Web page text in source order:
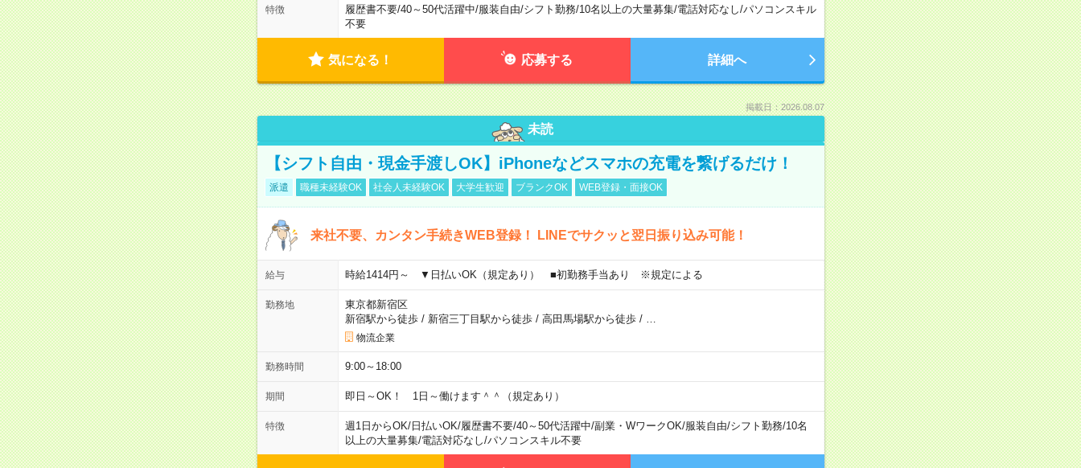
特徴 履歴書不要/40～50代活躍中/服装自由/シフト勤務/10名以上の大量募集/電話対応なし/パソコンスキル
不要
気になる！ 応募する 詳細へ
掲載日：2026.08.07
未読
【シフト自由・現金手渡しOK】iPhoneなどスマホの充電を繋げるだけ！
派遣 職種未経験OK 社会人未経験OK 大学生歓迎 ブランクOK WEB登録・面接OK
来社不要、カンタン手続きWEB登録！ LINEでサクッと翌日振り込み可能！
給与 時給1414円～ ▼日払いOK（規定あり） ■初勤務手当あり ※規定による
勤務地
東京都新宿区
新宿駅から徒歩/ 新宿三丁目駅から徒歩/ 高田馬場駅から徒歩/
物流企業
勤務時間 9:00～18:00
期間 即日～OK！ 1日～働けます＾＾（規定あり）
特徴 週1日からOK/日払いOK/履歴書不要/40～50代活躍中/副業・WワークOK/服装自由/シフト勤務/10名
以上の大量募集/電話対応なし/パソコンスキル不要